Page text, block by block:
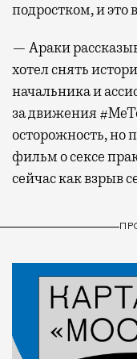
подростком, и
— Араки
хотел снять
начальника и
за движения
осторожность, но
фильм о сексе
сейчас как взрыв